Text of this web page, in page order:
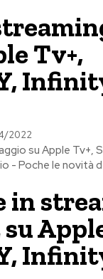
Tv+,
2022
su Apple Tv+,
- Poche le novità
in